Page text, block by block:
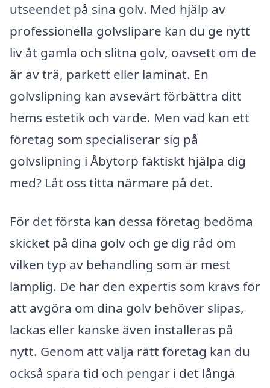
utseendet på sina golv. Med hjälp av
professionella golvslipare kan du ge nytt
liv åt gamla och slitna golv, oavsett om de
är av trä, parkett eller laminat. En
golvslipning kan avsevärt förbättra ditt
hems estetik och värde. Men vad kan ett
företag som specialiserar sig på
golvslipning i Åbytorp faktiskt hjälpa dig
med? Låt oss titta närmare på det.
För det första kan dessa företag bedöma
skicket på dina golv och ge dig råd om
vilken typ av behandling som är mest
lämplig. De har den expertis som krävs för
att avgöra om dina golv behöver slipas,
lackas eller kanske även installeras på
nytt. Genom att välja rätt företag kan du
också spara tid och pengar i det långa